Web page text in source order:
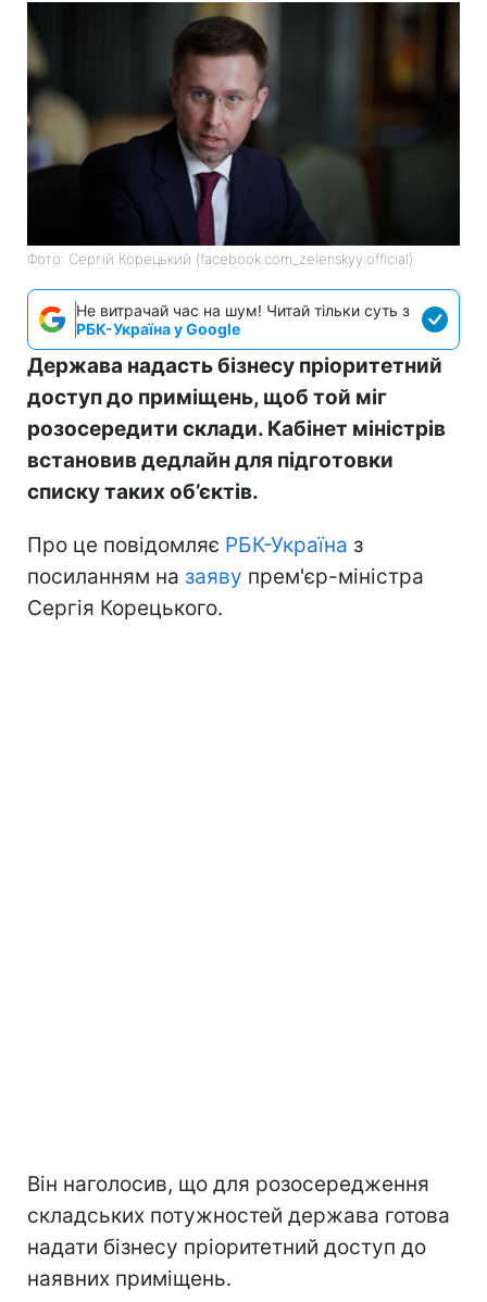
Фото: Сергій Корецький (facebook.com_zelenskyy.official)
Не витрачай час на шум! Читай тільки суть з
РБК-Україна у Google
Держава надасть бізнесу пріоритетний
доступ до приміщень, щоб той міг
розосередити склади. Кабінет міністрів
встановив дедлайн для підготовки
списку таких об’єктів.
Про це повідомляє РБК-Україна з
посиланням на заяву прем'єр-міністра
Сергія Корецького.
Він наголосив, що для розосередження
складських потужностей держава готова
надати бізнесу пріоритетний доступ до
наявних приміщень.